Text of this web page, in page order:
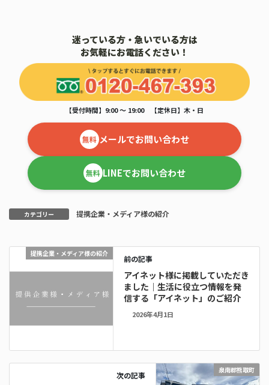
迷っている方・急いでいる方は
お気軽にお電話ください！
【受付時間】9:00 ～ 19:00 【定休日】木・日
無料 メールでお問い合わせ
無料 LINEでお問い合わせ
カテゴリー 提携企業・メディア様の紹介
提携企業・メディア様の紹介
前の記事
アイネット様に掲載していただき
ました｜生活に役立つ情報を発
信する「アイネット」のご紹介
2026年4月1日
泉南郡熊取町
次の記事